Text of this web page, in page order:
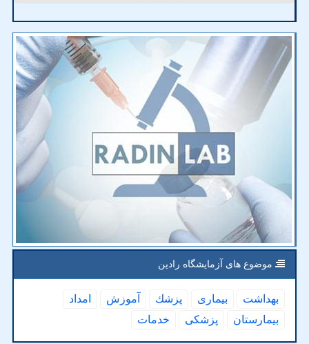
موضوع های آزمایشگاه رادین
بهداشت بیماری پزشك آموزش
امداد
بیمارستان
پزشكی خدمات